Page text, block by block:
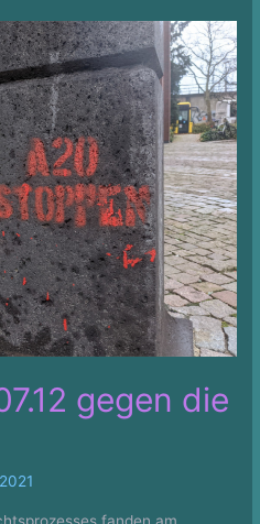
gegen die